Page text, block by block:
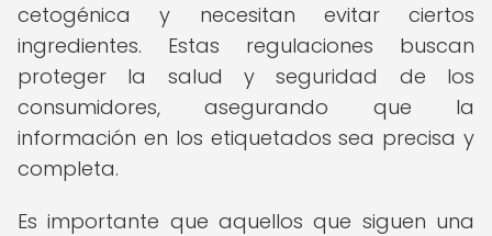
cetogénica y necesitan evitar ciertos
ingredientes. Estas regulaciones buscan
proteger la salud y seguridad de los
consumidores, asegurando que la
información en los etiquetados sea precisa y
completa.
Es importante que aquellos que siguen una